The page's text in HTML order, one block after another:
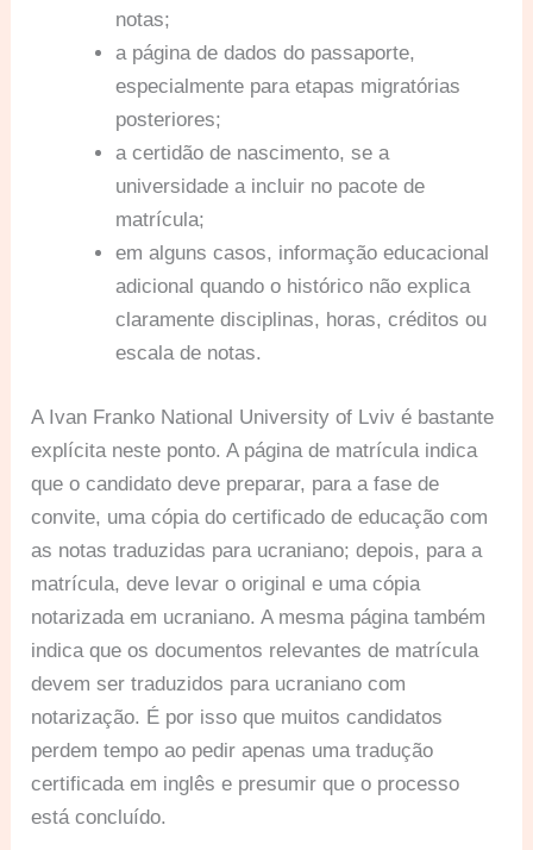
notas;
a página de dados do passaporte,
especialmente para etapas migratórias
posteriores;
a certidão de nascimento, se a
universidade a incluir no pacote de
matrícula;
em alguns casos, informação educacional
adicional quando o histórico não explica
claramente disciplinas, horas, créditos ou
escala de notas.
A Ivan Franko National University of Lviv é bastante
explícita neste ponto. A página de matrícula indica
que o candidato deve preparar, para a fase de
convite, uma cópia do certificado de educação com
as notas traduzidas para ucraniano; depois, para a
matrícula, deve levar o original e uma cópia
notarizada em ucraniano. A mesma página também
indica que os documentos relevantes de matrícula
devem ser traduzidos para ucraniano com
notarização. É por isso que muitos candidatos
perdem tempo ao pedir apenas uma tradução
certificada em inglês e presumir que o processo
está concluído.